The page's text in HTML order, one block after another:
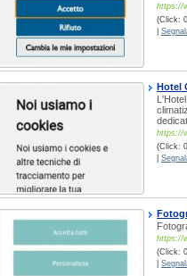
https://
(Click:
Hotel
https://
(Click:
https://
(Click: